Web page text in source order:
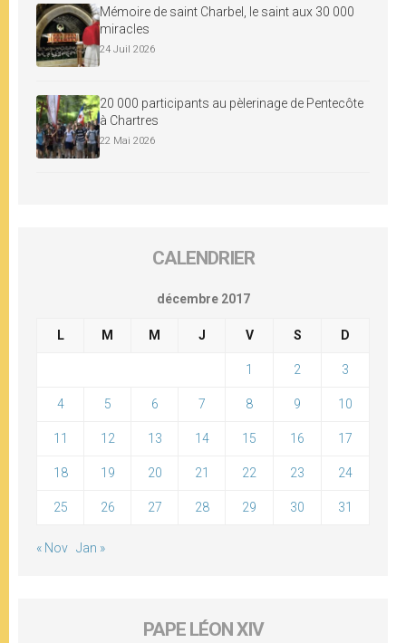
Mémoire de saint Charbel, le saint aux 30 000
miracles
24 Juil 2026
20 000 participants au pèlerinage de Pentecôte
à Chartres
22 Mai 2026
CALENDRIER
décembre 2017
L M M J V S D
1 2 3
4 5 6 7 8 9 10
11 12 13 14 15 16 17
18 19 20 21 22 23 24
25 26 27 28 29 30 31
« Nov Jan »
PAPE LÉON XIV